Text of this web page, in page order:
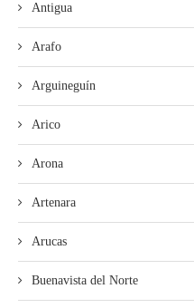
Antigua
Arafo
Arguineguín
Arico
Arona
Artenara
Arucas
Buenavista del Norte